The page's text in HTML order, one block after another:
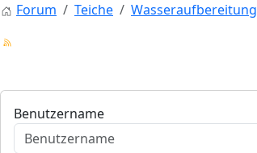
Forum
Teiche
Benutzername